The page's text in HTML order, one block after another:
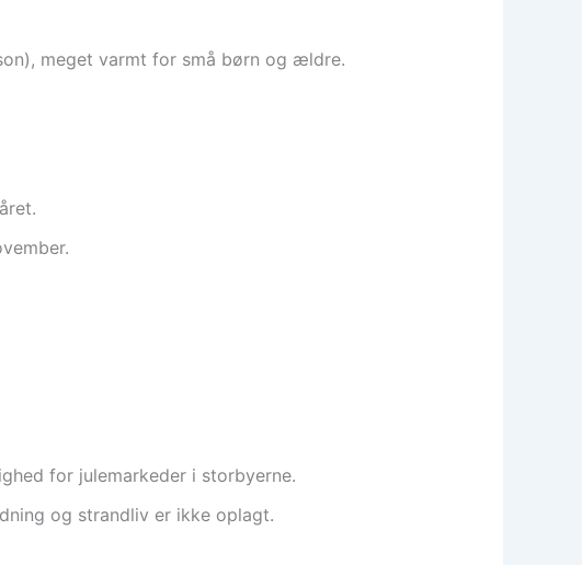
meget varmt for små børn og ældre.
for julemarkeder i storbyerne.
og strandliv er ikke oplagt.